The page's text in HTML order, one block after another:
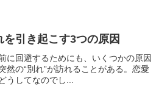
引き起こす3つの原因
に回避するためにも、いくつかの原因
の“別れ”が訪れることがある。恋愛
うしてなのでし...